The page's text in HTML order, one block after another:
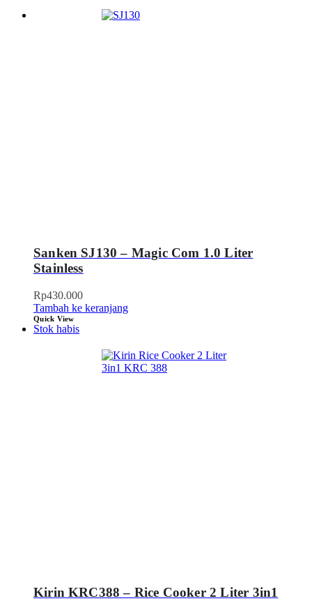
Sanken SJ130 – Magic Com 1.0 Liter
Stainless
Rp430.000
Tambah ke keranjang
Quick View
Stok habis
Kirin KRC388 – Rice Cooker 2 Liter 3in1